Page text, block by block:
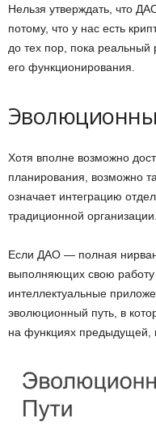
Нельзя утверждать, что
потому, что у нас есть
до тех пор, пока реальный
его функционирования.
Хотя вполне возможно
планирования, возможно
означает интеграцию
традиционной организации.
Если ДАО — полная
выполняющих свою работу
интеллектуальные
эволюционный путь, в
на функциях предыдущей,